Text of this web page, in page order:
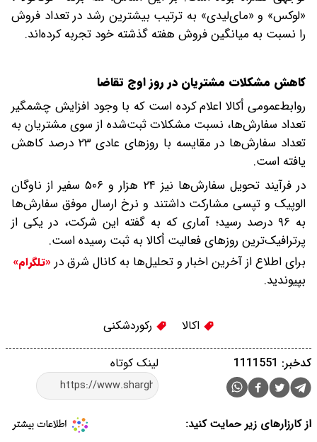
«لوکس» و «مای‌لیدی» به ترتیب بیشترین رشد در تعداد فروش
را نسبت به میانگین فروش هفته گذشته خود تجربه کرده‌اند.
کاهش مشکلات مشتریان در روز اوج تقاضا
روابط‌عمومی اُکالا اعلام کرده است که با وجود افزایش چشمگیر
تعداد سفارش‌ها، نسبت مشکلات ثبت‌شده از سوی مشتریان به
تعداد سفارش‌ها در مقایسه با روزهای عادی ۲۳ درصد کاهش
یافته است.
در فرآیند تحویل سفارش‌ها نیز ۲۴ هزار و ۵۰۶ سفیر از ناوگان
الوپیک و تپسی مشارکت داشتند و نرخ ارسال موفق سفارش‌ها
به ۹۶ درصد رسید؛ آماری که به گفته این شرکت، در یکی از
پرترافیک‌ترین روزهای فعالیت اُکالا به ثبت رسیده است.
برای اطلاع از آخرین اخبار و تحلیل‌ها به کانال شرق در «تلگرام»
بپیوندید.
اکالا رکوردشکنی
لینک کوتاه کدخبر: 1111551
از کارزارهای زیر حمایت کنید: